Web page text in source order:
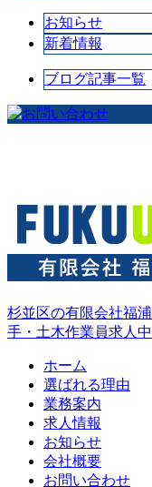
お知らせ
新着情報
ブログ記事一覧
杉並区の有限会社福
手・土木作業員求人中
ホーム
選ばれる理由
業務案内
求人情報
お知らせ
会社概要
お問い合わせ